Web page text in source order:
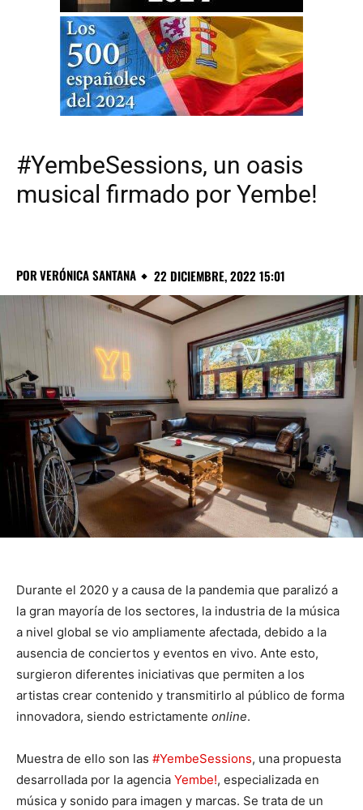
#YembeSessions, un oasis
musical firmado por Yembe!
PORVERÓNICA SANTANA 22 DICIEMBRE, 2022 15:01
Durante el 2020 y a causa de la pandemia que paralizó a
la gran mayoría de los sectores, la industria de la música
a nivel global se vio ampliamente afectada, debido a la
ausencia de conciertos y eventos en vivo. Ante esto,
surgieron diferentes iniciativas que permiten a los
artistas crear contenido y transmitirlo al público de forma
innovadora, siendo estrictamente online.
Muestra de ello son las #YembeSessions, una propuesta
desarrollada por la agencia Yembe!, especializada en
música y sonido para imagen y marcas. Se trata de un